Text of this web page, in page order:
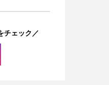
チェック／